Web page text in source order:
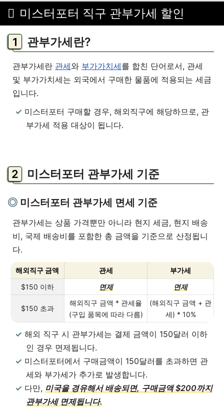
미스터포터 직구 관부가세 할인
관부가세란?
관부가세란 관세와 부가가치세를 합친 단어로서, 관세
및 부가가치세는 외국에서 구매한 물품에 적용되는 세금
입니다.
미스터포터 구매할 경우, 해외직구에 해당하므로, 관
부가세 적용 대상이 됩니다.
미스터포터 관부가세 기준
미스터포터 관부가세 면세 기준
관부가세는 상품 가격뿐만 아니라 현지 세금, 현지 배송
비, 국제 배송비를 포함한 총 금액을 기준으로 산정됩니
다.
해외직구 금액 관세
부가세
$150 이하
면제 면제
$150 초과
해외직구 금액 * 관세율
(구입 품목에 따라 다름)
(해외직구 금액 + 관
세) * 10%
해외 직구 시 관부가세는 결제 금액이 150달러 이하
인 경우 면제됩니다.
미스터포터에서 구매금액이 150달러를 초과하면 관
세와 부가세가 추가로 발생합니다.
다만, 미국을 경유해서 배송되면, 구매금액 $200까지
관부가세 면제됩니다.